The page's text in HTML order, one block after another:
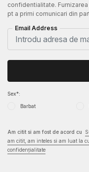
confidentialitate.
pt a primi comunicari din
Email Address
Sex*:
Barbat
Am citit si am fost de acord cu
am citit, am inteles si am luat la
confidențialitate